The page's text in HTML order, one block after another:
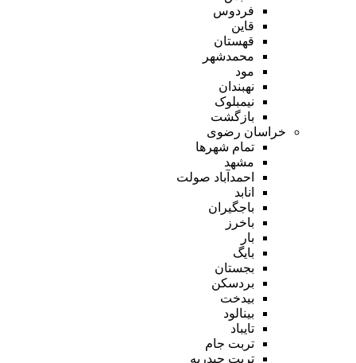
فردوس
قاین
قهستان
محمدشهر
مود
نهبندان
نیمبلوک
بازگشت
خراسان رضوی
تمام شهر‌ها
مشهد
احمدآباد صولت
انابد
باجگیران
باخرز
بار
بایگ
بجستان
بردسکن
بیدخت
بینالود
تایباد
تربت جام
تربت حیدریه